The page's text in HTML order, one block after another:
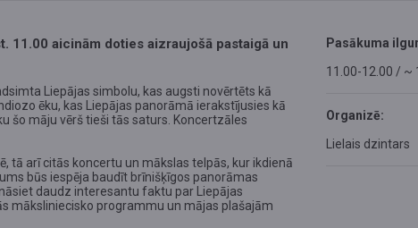
11.00 aicinām doties aizraujošā pastaigā un
Liepājas simbolu, kas augsti novērtēts kā
ēku, kas Liepājas panorāmā ierakstījusies kā
šo māju vērš tieši tās saturs. Koncertzāles
tā arī citās koncertu un mākslas telpās, kur ikdienā
būs iespēja baudīt brīnišķīgos panorāmas
daudz interesantu faktu par Liepājas
māksliniecisko programmu un mājas plašajām
Pasākuma
11.00-12.00 / ~
Organizē:
Lielais dzintars